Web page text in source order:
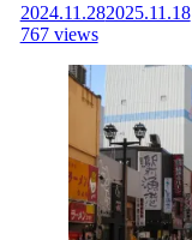
2024.11.282025.11.18
767 views